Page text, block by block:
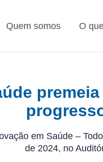
Quem somos O
em Saúde –
de 2024, no